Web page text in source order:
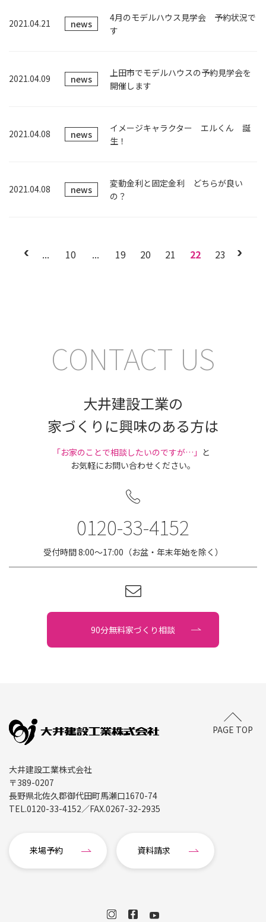
2021.04.21 news
4月のモデルハウス見学会 予約状況で
す
2021.04.09 news
上田市でモデルハウスの予約見学会を
開催します
2021.04.08 news
イメージキャラクター エルくん 誕
生！
2021.04.08 news
変動金利と固定金利 どちらが良い
の？
... 10 ... 19 20 21 22 23
CONTACT US
大井建設工業の
家づくりに興味のある方は
｢お家のことで相談したいのですが…」 と
お気軽にお問い合わせください。
0120-33-4152
受付時間 8:00〜17:00（お盆・年末年始を除く）
90分無料家づくり相談
PAGE TOP
大井建設工業株式会社
〒389-0207
長野県北佐久郡御代田町馬瀬口1670-74
TEL.0120-33-4152／FAX.0267-32-2935
来場予約 資料請求